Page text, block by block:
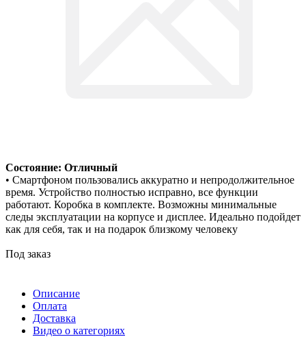
Состояние: Отличный
• Смартфоном пользовались аккуратно и непродолжительное
время. Устройство полностью исправно, все функции
работают. Коробка в комплекте. Возможны минимальные
следы эксплуатации на корпусе и дисплее. Идеально подойдет
как для себя, так и на подарок близкому человеку
Под заказ
Описание
Оплата
Доставка
Видео о категориях